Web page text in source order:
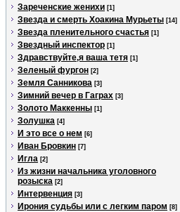
Зареченские женихи [1]
Звезда и смерть Хоакина Мурьеты [14]
Звезда пленительного счастья [1]
Звездный инспектор [1]
Здравствуйте,я ваша тетя [1]
Зеленый фургон [2]
Земля Санникова [3]
Зимний вечер в Гаграх [3]
Золото Маккенны [1]
Золушка [4]
И это все о нем [6]
Иван Бровкин [7]
Игла [2]
Из жизни начальника уголовного
розыска [2]
Интервенция [3]
Ирония судьбы или с легким паром [8]